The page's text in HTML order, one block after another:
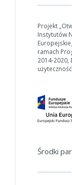
Projekt
Instytutów
ramach
2014-2020,
Środki